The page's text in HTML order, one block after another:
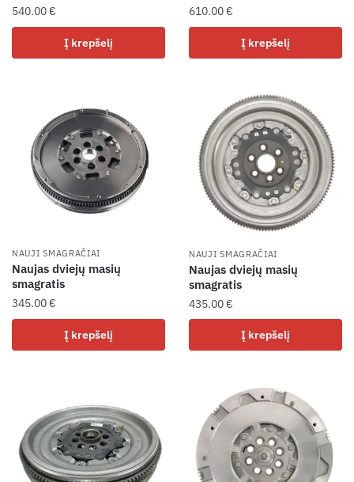
540.00€
Į krepšelį
610.00€
Į krepšelį
NAUJI SMAGRAČIAI
Naujas dviejų masių
smagratis
345.00€
Į krepšelį
NAUJI SMAGRAČIAI
Naujas dviejų masių
smagratis
435.00€
Į krepšelį